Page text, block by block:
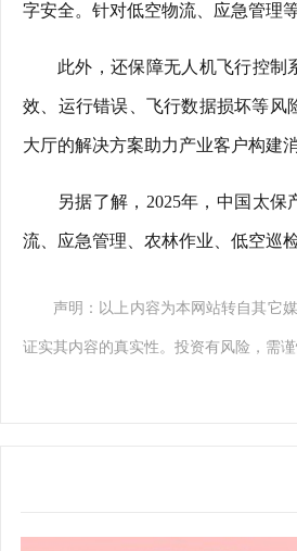
字安全。针对低空物流、应急管理
此外，还保障无人机飞行控制
效、运行错误、飞行数据损坏等风
大厅的解决方案助力产业客户构建
另据了解，2025年，中国太
流、应急管理、农林作业、低空巡
声明：以上内容为本网站转自其它
证实其内容的真实性。投资有风险，需谨